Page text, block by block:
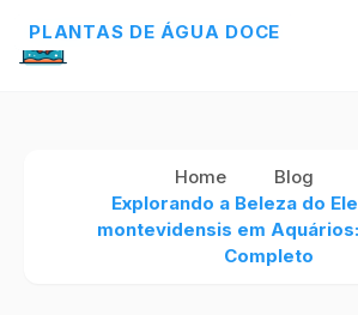
Home
Blog
Explorando a Beleza do
montevidensis em
Completo
PLANTAS DE ÁGUA DOCE
PLANTAS DE ÁGUA DOCE
PLANTAS DE ÁGUA DOCE